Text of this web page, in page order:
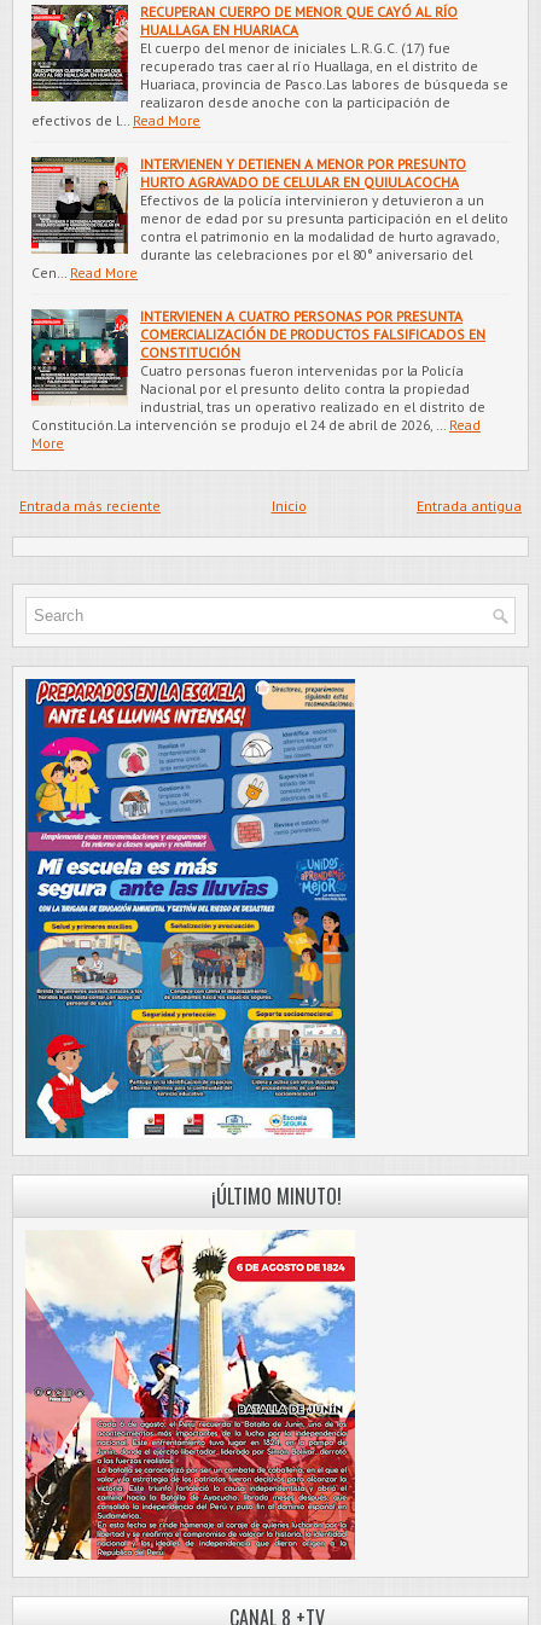
RECUPERAN CUERPO DE MENOR QUE CAYÓ AL RÍO
HUALLAGA EN HUARIACA
El cuerpo del menor de iniciales L.R.G.C. (17) fue
recuperado tras caer al río Huallaga, en el distrito de
Huariaca, provincia de Pasco.Las labores de búsqueda se
realizaron desde anoche con la participación de
efectivos de l…
Read More
INTERVIENEN Y DETIENEN A MENOR POR PRESUNTO
HURTO AGRAVADO DE CELULAR EN QUIULACOCHA
Efectivos de la policía intervinieron y detuvieron a un
menor de edad por su presunta participación en el delito
contra el patrimonio en la modalidad de hurto agravado,
durante las celebraciones por el 80° aniversario del
Cen…
Read More
INTERVIENEN A CUATRO PERSONAS POR PRESUNTA
COMERCIALIZACIÓN DE PRODUCTOS FALSIFICADOS EN
CONSTITUCIÓN
Cuatro personas fueron intervenidas por la Policía
Nacional por el presunto delito contra la propiedad
industrial, tras un operativo realizado en el distrito de
Constitución.La intervención se produjo el 24 de abril de 2026, …
Read
More
Entrada más reciente Entrada antigua
Inicio
¡ÚLTIMO MINUTO!
CANAL 8 +TV